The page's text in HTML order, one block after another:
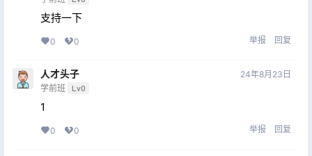
支持一下
0 0 举报 回复
人才头子
学前班 Lv0
24年8月23日
1
0 0 举报 回复